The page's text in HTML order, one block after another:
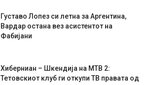
Густаво Лопез си летна за Аргентина,
Вардар остана вез асистентот на
Фабијани
Хиберниан – Шкендија на МТВ 2:
Тетовскиот клуб ги откупи ТВ правата од